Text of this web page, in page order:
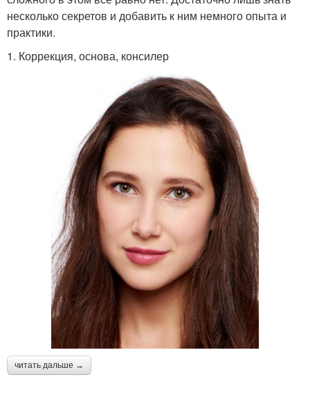
несколько секретов и добавить к ним немного опыта и
практики.
1. Коррекция, основа, консилер
читать дальше →